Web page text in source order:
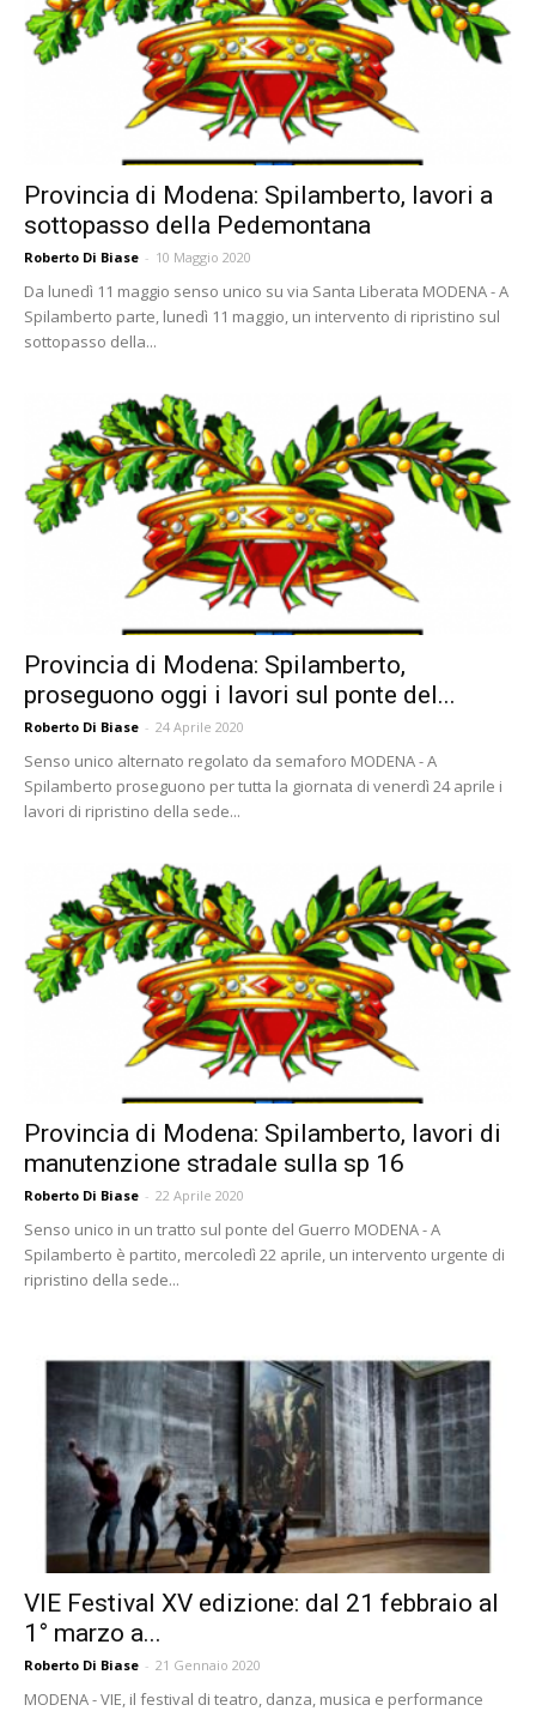
Provincia di Modena: Spilamberto, lavori a
sottopasso della Pedemontana
Roberto Di Biase - 10 Maggio 2020
Da lunedì 11 maggio senso unico su via Santa Liberata MODENA - A
Spilamberto parte, lunedì 11 maggio, un intervento di ripristino sul
sottopasso della...
Provincia di Modena: Spilamberto,
proseguono oggi i lavori sul ponte del...
Roberto Di Biase - 24 Aprile 2020
Senso unico alternato regolato da semaforo MODENA - A
Spilamberto proseguono per tutta la giornata di venerdì 24 aprile i
lavori di ripristino della sede...
Provincia di Modena: Spilamberto, lavori di
manutenzione stradale sulla sp 16
Roberto Di Biase - 22 Aprile 2020
Senso unico in un tratto sul ponte del Guerro MODENA - A
Spilamberto è partito, mercoledì 22 aprile, un intervento urgente di
ripristino della sede...
VIE Festival XV edizione: dal 21 febbraio al
1° marzo a...
Roberto Di Biase - 21 Gennaio 2020
MODENA - VIE, il festival di teatro, danza, musica e performance